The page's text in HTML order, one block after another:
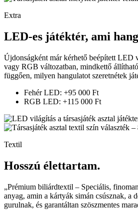
Extra
LED-es játéktér, ami
Újdonságként már kérhető beépített LED
vagy RGB változatban, mindkettő
függően, milyen hangulatot szeretnétek
Fehér LED: +95 000 Ft
RGB LED: +115 000 Ft
Textil
Hosszú élettartam.
„Prémium biliárdtextil – Speciális,
anyag, amin a kártyák simán csúsznak, a
gurulnak, és garantáltan szöszmentes